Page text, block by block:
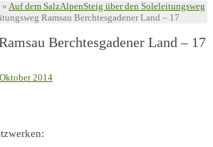
» Auf dem SalzAlpenSteig über den Soleleitungsweg
Ramsau Berchtesgadener Land – 17
Berchtesgadener Land – 17
2014